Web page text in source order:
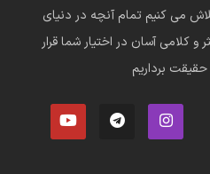
می کنیم تمام آنچه در دنیای
و کلامی آسان در اختیار شما قرار
حقیقت برداریم